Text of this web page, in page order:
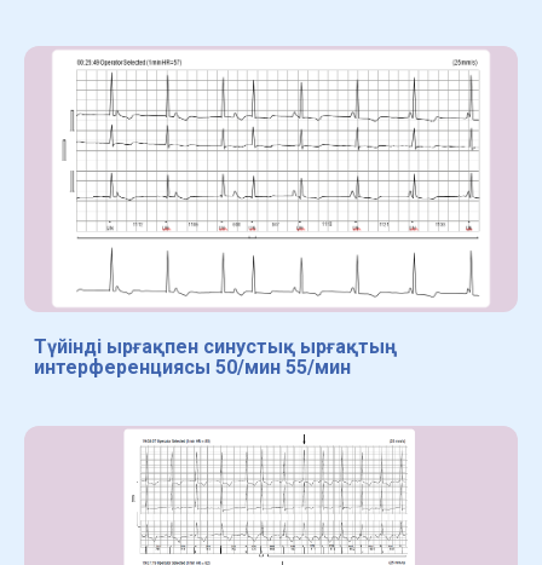
Түйінді ырғақпен синустық ырғақтың
интерференциясы 50/мин 55/мин